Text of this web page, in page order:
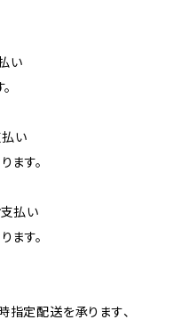
い
い
ます。
払い
ます。
定配送を承ります、